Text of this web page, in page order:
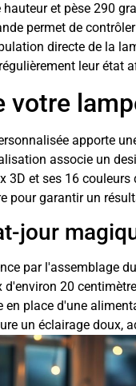
et pèse 290
permet de
directe de la
leur état
votre
apporte
associe un
3D et ses 16
pour garantir un
jour
par l'assemblage
20
place d'une
un éclairage doux,